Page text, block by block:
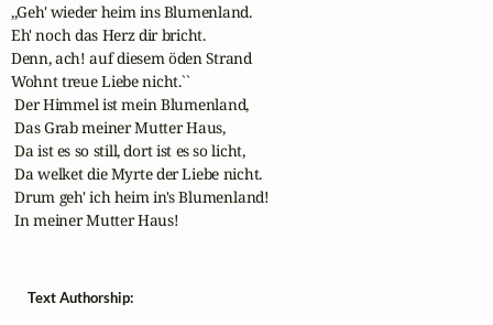
,,Geh' wieder heim ins Blumenland.
Eh' noch das Herz dir bricht.
Denn, ach! auf diesem öden Strand
Wohnt treue Liebe nicht.``
Der Himmel ist mein Blumenland,
Das Grab meiner Mutter Haus,
Da ist es so still, dort ist es so licht,
Da welket die Myrte der Liebe nicht.
Drum geh' ich heim in's Blumenland!
In meiner Mutter Haus!
Text Authorship: